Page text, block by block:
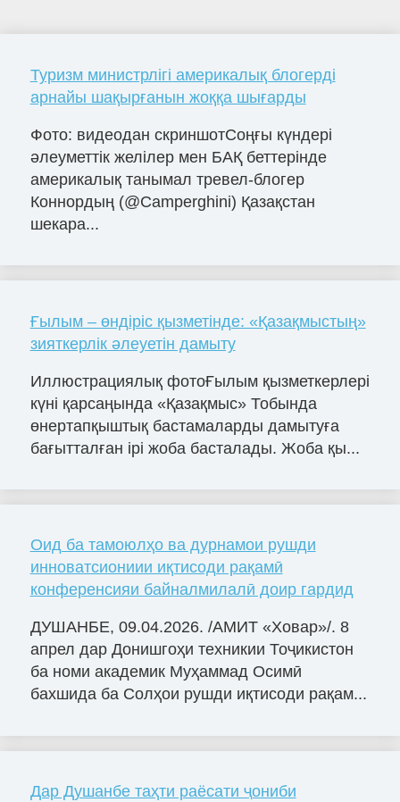
Туризм министрлігі америкалық блогерді
арнайы шақырғанын жоққа шығарды
Фото: видеодан скриншотСоңғы күндері
әлеуметтік желілер мен БАҚ беттерінде
америкалық танымал тревел-блогер
Коннордың (@Camperghini) Қазақстан
шекара...
Ғылым – өндіріс қызметінде: «Қазақмыстың»
зияткерлік әлеуетін дамыту
Иллюстрациялық фотоҒылым қызметкерлері
күні қарсаңында «Қазақмыс» Тобында
өнертапқыштық бастамаларды дамытуға
бағытталған ірі жоба басталады. Жоба қы...
Оид ба тамоюлҳо ва дурнамои рушди
инноватсиониии иқтисоди рақамӣ
конференсияи байналмилалӣ доир гардид
ДУШАНБЕ, 09.04.2026. /АМИТ «Ховар»/. 8
апрел дар Донишгоҳи техникии Тоҷикистон
ба номи академик Муҳаммад Осимӣ
бахшида ба Солҳои рушди иқтисоди рақам...
Дар Душанбе таҳти раёсати ҷониби